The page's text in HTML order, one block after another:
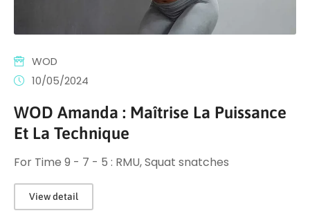
WOD
10/05/2024
WOD Amanda : Maîtrise La Puissance
Et La Technique
For Time 9 - 7 - 5 : RMU, Squat snatches
View detail